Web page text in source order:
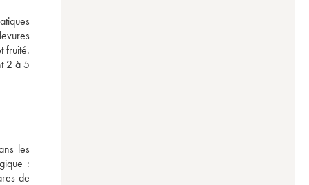
fruité.
2 à 5
les
:
de